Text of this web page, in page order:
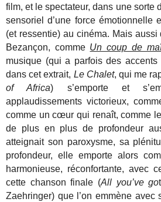
film, et le spectateur, dans une sorte
sensoriel d’une force émotionnelle
(et ressentie) au cinéma. Mais
Bezançon, comme Un coup de
musique (qui a parfois des
dans cet extrait, Le Chalet, qui me
of Africa) s’emporte et
applaudissements victorieux,
comme un cœur qui renaît, comme
de plus en plus de profondeur
atteignait son paroxysme, sa
profondeur, elle emporte alors
harmonieuse, réconfortante, avec
cette chanson finale (All you’ve go
Zaehringer) que l’on emmène avec